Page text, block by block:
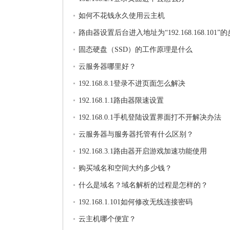
如何不花钱永久使用云主机
路由器设置后台进入地址为“192.168.168.101”的
固态硬盘（SSD）的工作原理是什么
云服务器哪里好？
192.168.8.1登录不进页面怎么解决
192.168.1.1路由器限速设置
192.168.0.1手机登陆设置界面打不开解决办法
云服务器与服务器托管有什么区别？
192.168.3.1路由器开启游戏加速功能使用
购买域名和空间大约多少钱？
什么是域名？域名解析的过程是怎样的？
192.168.1.101如何修改无线连接密码
云主机哪个便宜？